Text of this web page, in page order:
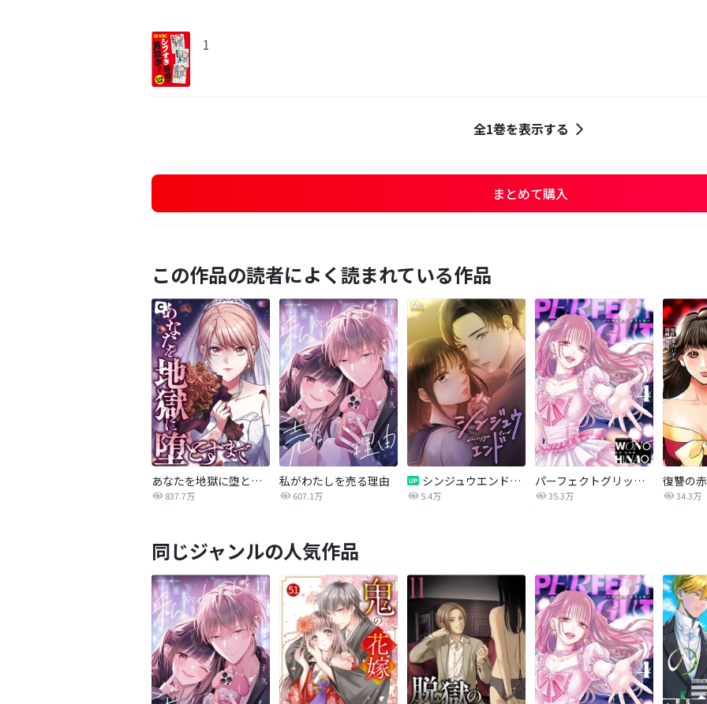
1
全1巻を表示する
まとめて購入
この作品の読者によく読まれている作品
あなたを地獄に堕とすまで
837.7万
私がわたしを売る理由
607.1万
シンジュウエンド【タテヨミ】
5.4万
パーフェクトグリッター
35.3万 34.3万
同じジャンルの人気作品